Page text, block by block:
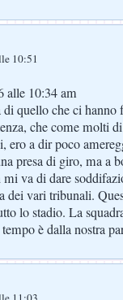
10:51
alle 10:34 am
quello che ci hanno
che come molti
ero a dir poco
presa di giro, ma a
va di dare
dei vari tribunali.
lo stadio. La
è dalla nostra